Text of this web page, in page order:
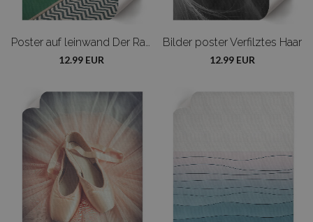
Poster auf leinwand Der Rand des Pools
12.99 EUR
Bilder poster Verfilztes Haar
12.99 EUR